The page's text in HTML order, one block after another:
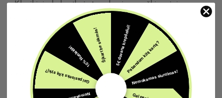
– Klasikinis, kolos įkvėptas skonis su ryškiu, vėsiu
– 20 mg nikotino stiprumas užtikrina malonią, tiesioginę
– Gaivus profilis, kuris jaučiasi švariai ir nėra pernelyg
– Lengvas, pažįstamas skonis, tinkantis kasdieniam
5€ dovana krepšeliui!Pabandom kitą kartą?
Nemokamas siuntimas!
Gal pasiseks kitą sykį?
10% Nuolaida!Šįkart be sėkmės!